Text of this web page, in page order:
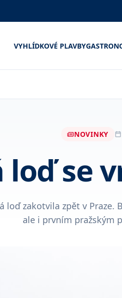
VYHLÍDKOVÉ PLAVBY
NOVINKY
loď se
loď zakotvila zpět v
ale i prvním pražským